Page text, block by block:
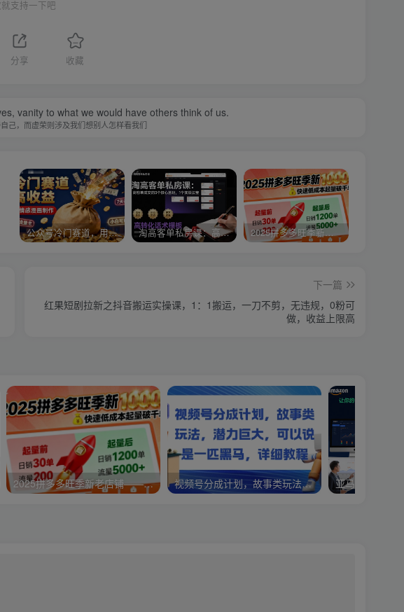
支持一下吧
分享 收藏
vanity to what we would have others think of us.
己，而虚荣则涉及我们想别人怎样看我们
公众号冷门赛道，用AI做情感漫画，7天开通流量主，操作简单，小白可玩 淘高客单私房课：高客单成交的3个核心基础，1个实操法宝 2025拼多多旺季新老店铺——快速低成本起量破千单
下一篇
红果短剧拉新之抖音搬运实操课，1：1搬运，一刀不剪，无违规，0粉可
做，收益上限高
2025拼多多旺季新老店铺——快速低成本起量破千单 视频号分成计划，故事类玩法，潜力巨大，可以说是一匹黑马，详细教程